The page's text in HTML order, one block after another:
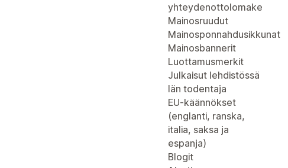
yhteydenottolomake
Mainosruudut
Mainosponnahdusikkunat
Mainosbannerit
Luottamusmerkit
Julkaisut lehdistössä
Iän todentaja
EU-käännökset
(englanti, ranska,
italia, saksa ja
espanja)
Blogit